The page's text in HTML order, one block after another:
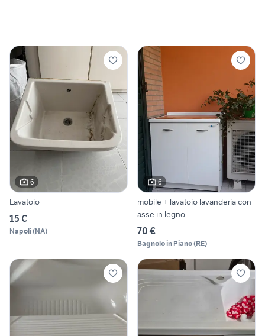
6
Lavatoio
15 €
Napoli(NA)
6
mobile + lavatoio lavanderia con
asse in legno
70 €
Bagnolo in Piano(RE)